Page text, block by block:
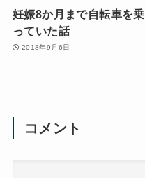
妊娠8か月まで自転車を乗
っていた話
2018年9月6日
コメント